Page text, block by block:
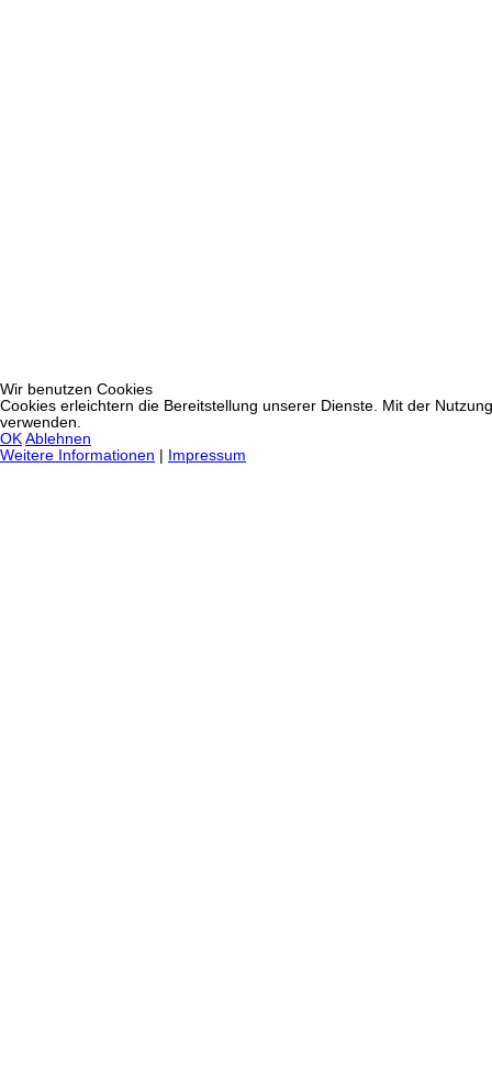
Wir benutzen Cookies
Cookies erleichtern die Bereitstellung unserer Dienste. Mit der
verwenden.
OK Ablehnen
Weitere Informationen
Impressum